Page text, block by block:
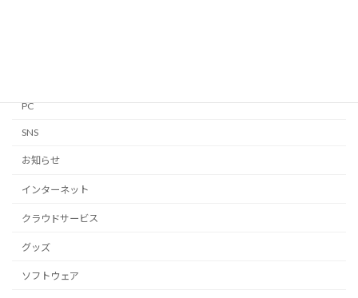
PC
SNS
お知らせ
インターネット
クラウドサービス
グッズ
ソフトウェア